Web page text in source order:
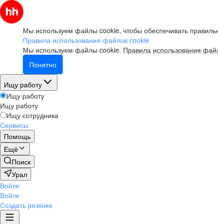
Мы используем файлы cookie, чтобы обеспечивать
Правила использования файлов cookie
Мы используем файлы cookie. Правила использования
Понятно
Ищу работу
Ищу работу
Ищу работу
Ищу сотрудника
Сервисы
Помощь
Ещё
Поиск
Урал
Войти
Войти
Создать резюме